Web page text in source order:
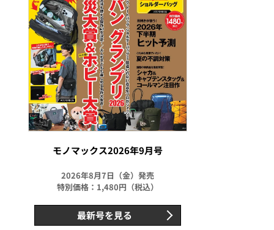
モノマックス2026年9月号
2026年8月7日（金）発売
特別価格：1,480円（税込）
最新号を見る